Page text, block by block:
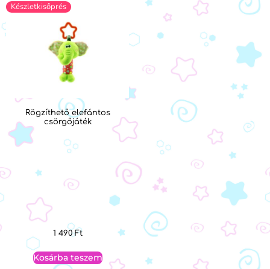
Készletkisőprés
Rögzíthető elefántos
csörgőjáték
1 490Ft
Kosárba teszem